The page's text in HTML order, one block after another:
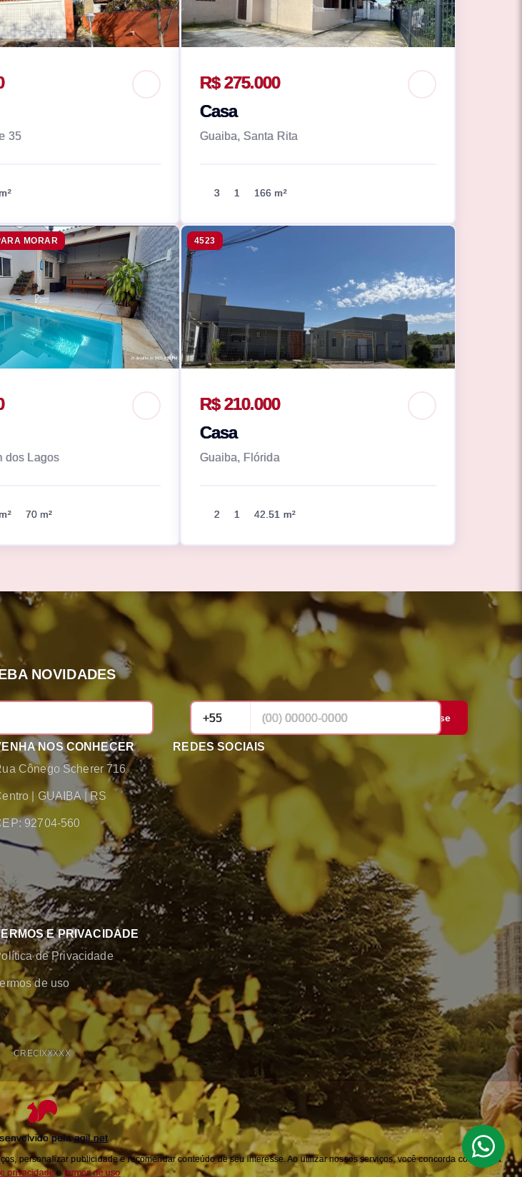
35
R$ 275.000
Casa
Guaiba, Santa Rita
3 1 166 m²
MORAR
dos Lagos
70 m²
4523
R$ 210.000
Casa
Guaiba, Flórida
2 1 42.51 m²
NOVIDADES
Cadastrar-se
NOS CONHECER
Cônego Scherer 716
GUAIBA |RS
92704-560
REDES SOCIAIS
E PRIVACIDADE
de Privacidade
de uso
CRECI XXXXX
pelaagil.net
personalizar publicidade e recomendar conteúdo de seu interesse. Ao utilizar nossos serviços, você concorda com nossa
privacidadeetermos de uso